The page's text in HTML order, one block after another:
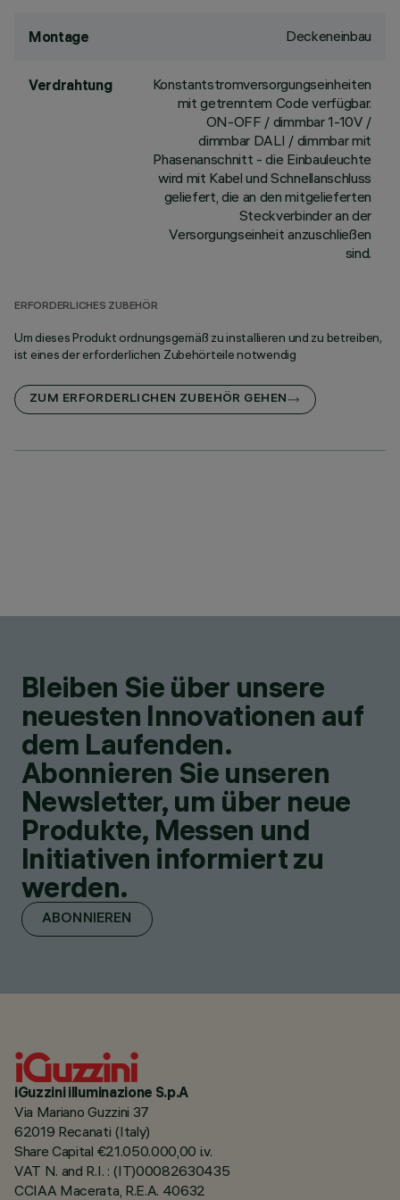
Montage Deckeneinbau
Verdrahtung
Konstantstromversorgungseinheiten
mit getrenntem Code verfügbar.
ON-OFF / dimmbar 1-10V /
dimmbar DALI / dimmbar mit
Phasenanschnitt - die Einbauleuchte
wird mit Kabel und Schnellanschluss
geliefert, die an den mitgelieferten
Steckverbinder an der
Versorgungseinheit anzuschließen
sind.
ERFORDERLICHES ZUBEHÖR
Um dieses Produkt ordnungsgemäß zu installieren und zu betreiben,
ist eines der erforderlichen Zubehörteile notwendig
ZUM ERFORDERLICHEN ZUBEHÖR GEHEN
Bleiben Sie über unsere
neuesten Innovationen auf
dem Laufenden.
Abonnieren Sie unseren
Newsletter, um über neue
Produkte, Messen und
Initiativen informiert zu
werden.
ABONNIEREN
iGuzzini illuminazione S.p.A
Via Mariano Guzzini 37
62019 Recanati (Italy)
Share Capital €21.050.000,00 i.v.
VAT N. and R.I. : (IT)00082630435
CCIAA Macerata, R.E.A. 40632